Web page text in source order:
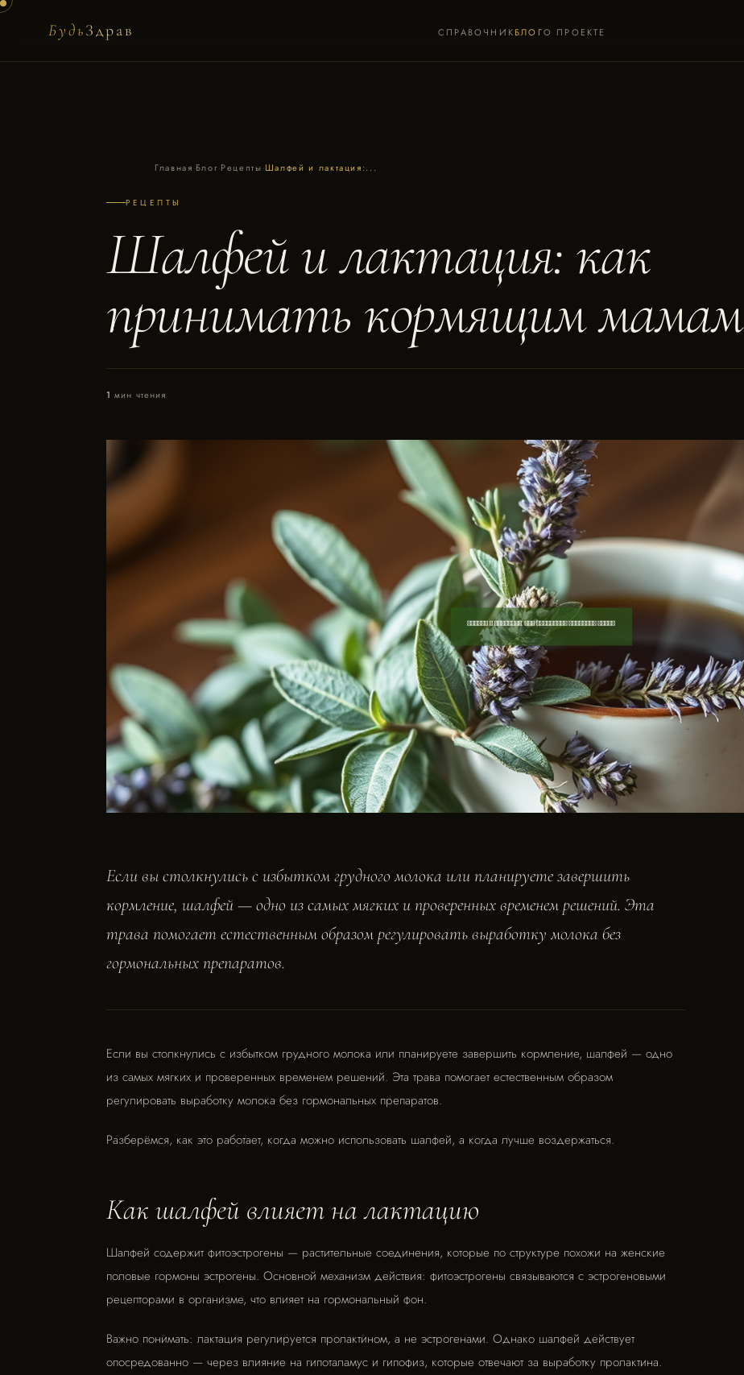
БудьЗдрав СПРАВОЧНИКБЛОГО ПРОЕКТЕ
Главная·Блог·Рецепты·Шалфей и лактация:...
РЕЦЕПТЫ
Шалфей и лактация: как
принимать кормящим мамам
1 мин чтения
Если вы столкнулись с избытком грудного молока или планируете завершить
кормление, шалфей — одно из самых мягких и проверенных временем решений. Эта
трава помогает естественным образом регулировать выработку молока без
гормональных препаратов.
Если вы столкнулись с избытком грудного молока или планируете завершить кормление, шалфей — одно
из самых мягких и проверенных временем решений. Эта трава помогает естественным образом
регулировать выработку молока без гормональных препаратов.
Разберёмся, как это работает, когда можно использовать шалфей, а когда лучше воздержаться.
Как шалфей влияет на лактацию
Шалфей содержит фитоэстрогены — растительные соединения, которые по структуре похожи на женские
половые гормоны эстрогены. Основной механизм действия: фитоэстрогены связываются с эстрогеновыми
рецепторами в организме, что влияет на гормональный фон.
Важно понимать: лактация регулируется пролактином, а не эстрогенами. Однако шалфей действует
опосредованно — через влияние на гипоталамус и гипофиз, которые отвечают за выработку пролактина.